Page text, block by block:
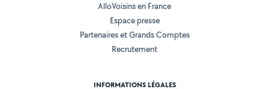
AlloVoisins en France
Espace presse
Partenaires et Grands Comptes
Recrutement
INFORMATIONS LÉGALES